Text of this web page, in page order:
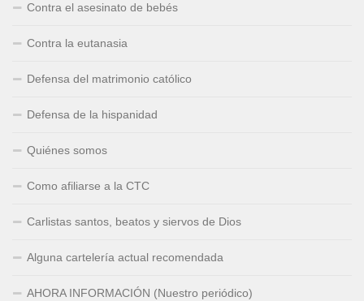
Contra el asesinato de bebés
Contra la eutanasia
Defensa del matrimonio católico
Defensa de la hispanidad
Quiénes somos
Como afiliarse a la CTC
Carlistas santos, beatos y siervos de Dios
Alguna cartelería actual recomendada
AHORA INFORMACIÓN (Nuestro periódico)